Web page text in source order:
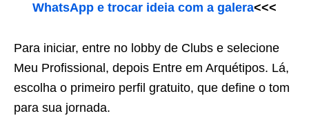
WhatsApp e trocar ideia com a galera<<<
Para iniciar, entre no lobby de Clubs e selecione
Meu Profissional, depois Entre em Arquétipos. Lá,
escolha o primeiro perfil gratuito, que define o tom
para sua jornada.